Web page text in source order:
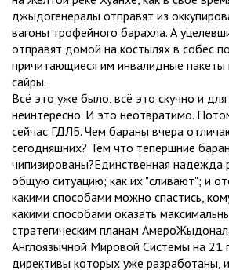
джыдогенералы отправят из
вагоны трофейного барахла. А
отправят домой на костылях в собес
причитающиеся им инвалидные пакеты
сайры.
Всё это уже было, всё это скучно и
неинтересно. И это неотвратимо.
сейчас ГДЛБ. Чем бараны вчера
сегодняшних? Тем что тепершние
чипизированы?Единственная надежда
общую ситуацию; как их "сливают"; и
какими способами можно спастись,
какими способами оказать
стратегическим планам
Англоязычной Мировой Системы на 21
директивы которых уже разработаны,